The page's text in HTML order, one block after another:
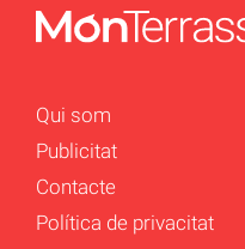
Qui som
Publicitat
Contacte
Política de privacitat